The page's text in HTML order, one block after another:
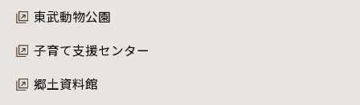
東武動物公園
子育て支援センター
郷土資料館